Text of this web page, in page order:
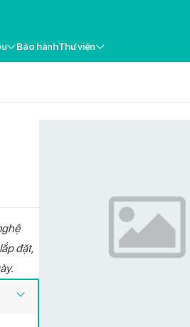
Livotec
Điều hòa một
DHV12J Inverter
lạnh Livotec
Máy lọc nước
838
lạnh hút bình
Cây nước nóng
LD206NS
E-smart LIO-
Bếp từ đơn
550
Livotec W-450 Quạt cây Livotec
Bảo hànhThư viện
đặt,